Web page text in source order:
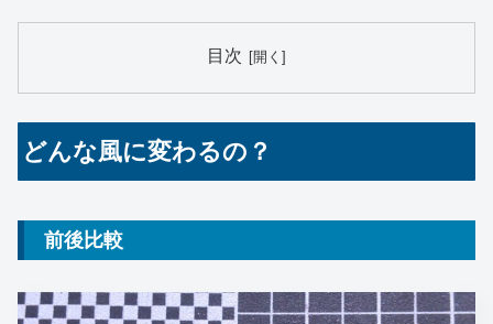
目次
どんな風に変わるの？
前後比較